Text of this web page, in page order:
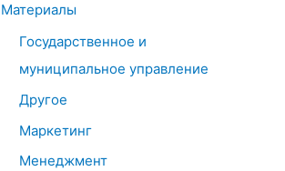
:
Материалы
Государственное и
муниципальное управление
Другое
Маркетинг
Менеджмент